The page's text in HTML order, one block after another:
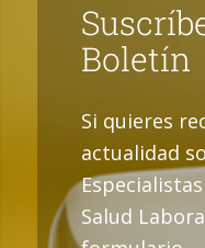
Boletín
Si quieres
actualidad
Salud